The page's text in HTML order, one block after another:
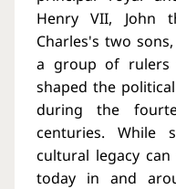
Henry VII, John
Charles's two
a group of rulers
shaped the
during the
centuries. While
cultural legacy
today in and